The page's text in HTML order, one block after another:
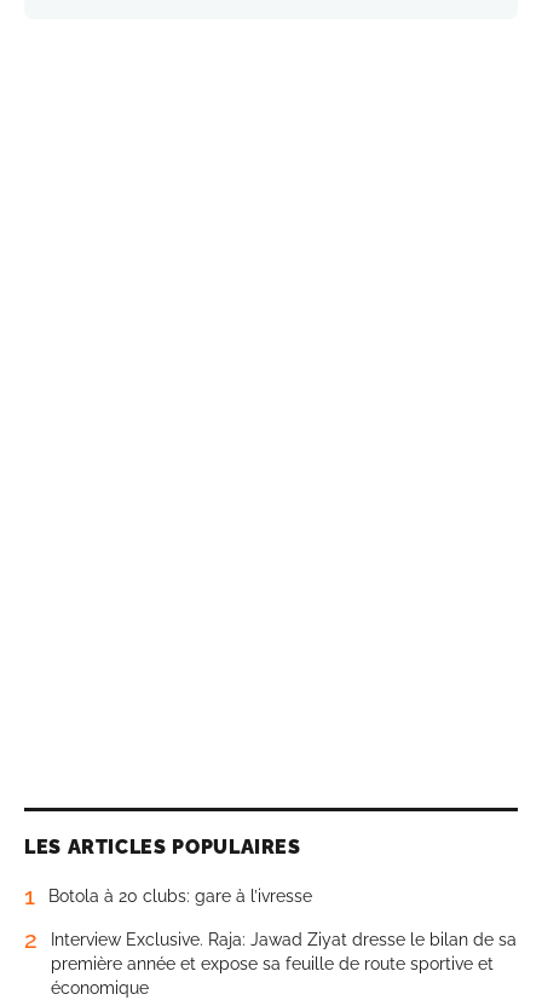
LES ARTICLES POPULAIRES
1 Botola à 20 clubs: gare à l’ivresse
2
Interview Exclusive. Raja: Jawad Ziyat dresse le bilan de sa
première année et expose sa feuille de route sportive et
économique